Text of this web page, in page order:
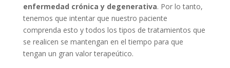
enfermedad crónica y degenerativa. Por lo tanto,
tenemos que intentar que nuestro paciente
comprenda esto y todos los tipos de tratamientos que
se realicen se mantengan en el tiempo para que
tengan un gran valor terapeútico.